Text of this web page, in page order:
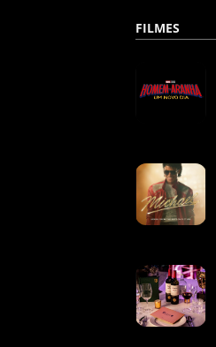
FILMES